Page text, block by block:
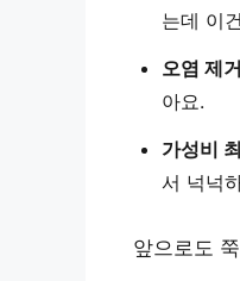
는데 이
오염 제
아요.
가성비
서 넉넉
앞으로도